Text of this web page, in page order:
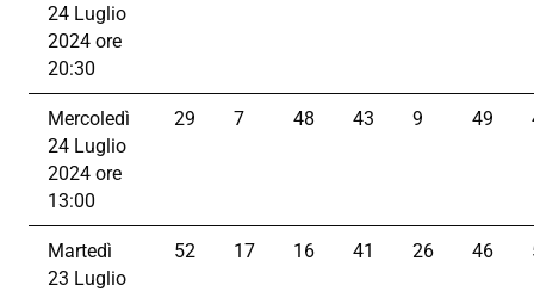
24 Luglio
2024 ore
20:30
Mercoledì
24 Luglio
2024 ore
13:00
29 7 48 43 9 49
Martedì
23 Luglio
52 17 16 41 26 46